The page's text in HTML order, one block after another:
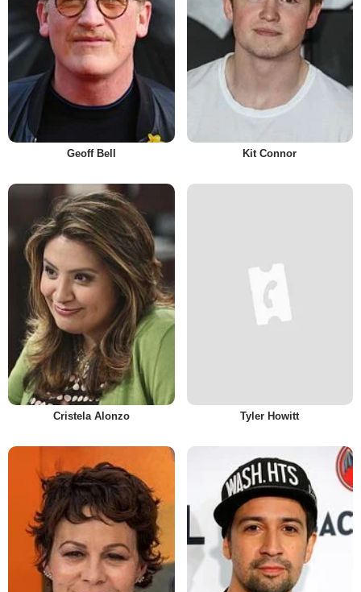
Geoff Bell Kit Connor
Cristela Alonzo Tyler Howitt